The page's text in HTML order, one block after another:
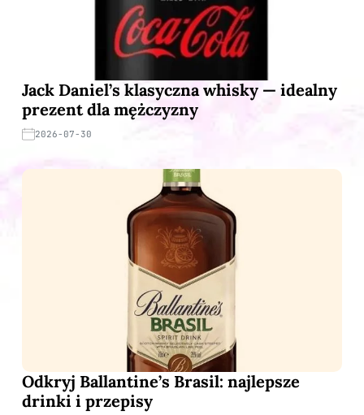
Jack Daniel’s klasyczna whisky — idealny
prezent dla mężczyzny
2026-07-30
Odkryj Ballantine’s Brasil: najlepsze
drinki i przepisy